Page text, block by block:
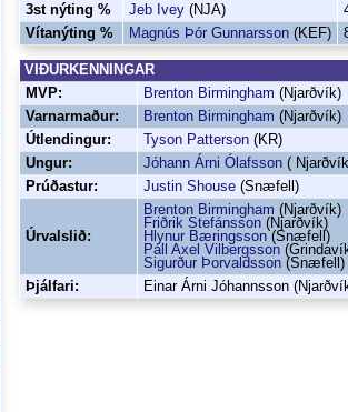
3st nýting %
Jeb Ivey (NJA)
Vítanýting %
Magnús Þór Gunnarsson (KEF)
VIÐURKENNINGAR
MVP:
Brenton Birmingham (Njarðvík)
Varnarmaður:
Brenton Birmingham (Njarðvík)
Útlendingur:
Tyson Patterson (KR)
Ungur:
Jóhann Árni Ólafsson (
Prúðastur:
Justin Shouse (Snæfell)
Úrvalslið:
Brenton Birmingham (Njarðvík)
Friðrik Stefánsson (Njarðvík)
Hlynur Bæringsson(Snæfell)
Páll Axel Vilbergsson
Sigurður Þorvaldsson (Snæfell)
Þjálfari:
Einar Árni Jóhannsson